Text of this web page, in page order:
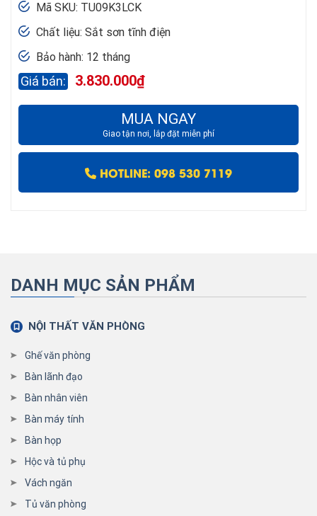
Mã SKU: TU09K3LCK
Chất liệu: Sắt sơn tĩnh điện
Bảo hành: 12 tháng
3.830.000₫
MUA NGAY
Giao tận nơi, lắp đặt miễn phí
HOTLINE: 098 530 7119
DANH MỤC SẢN PHẨM
NỘI THẤT VĂN PHÒNG
Ghế văn phòng
Bàn lãnh đạo
Bàn nhân viên
Bàn máy tính
Bàn họp
Hộc và tủ phụ
Vách ngăn
Tủ văn phòng